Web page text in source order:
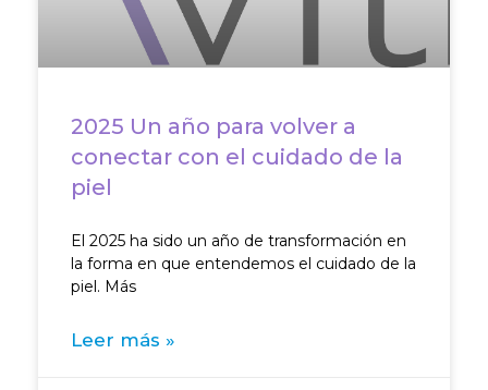
2025 Un año para volver a
conectar con el cuidado de la
piel
El 2025 ha sido un año de transformación en
la forma en que entendemos el cuidado de la
piel. Más
Leer más »